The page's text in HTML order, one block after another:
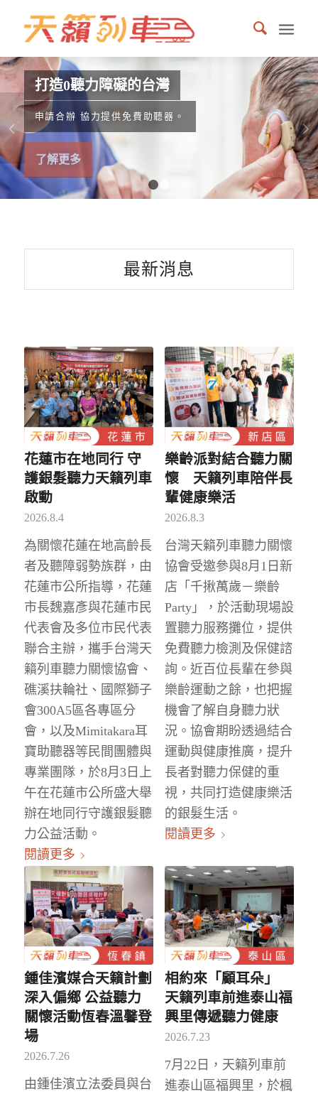
打造0聽力障礙的台灣
申請合辦 協力提供免費助聽器。
了解更多
下一頁
2
最新消息
花蓮市在地同行 守
護銀髮聽力天籟列車
啟動
2026.8.4
為關懷花蓮在地高齡長
者及聽障弱勢族群，由
花蓮市公所指導，花蓮
市長魏嘉彥與花蓮市民
代表會及多位市民代表
聯合主辦，攜手台灣天
籟列車聽力關懷協會、
礁溪扶輪社、國際獅子
會300A5區各專區分
會，以及Mimitakara耳
寶助聽器等民間團體與
專業團隊，於8月3日上
午在花蓮市公所盛大舉
辦在地同行守護銀髮聽
力公益活動。
閱讀更多
樂齡派對結合聽力關
懷 天籟列車陪伴長
輩健康樂活
2026.8.3
台灣天籟列車聽力關懷
協會受邀參與8月1日新
店「千揪萬歲－樂齡
Party」，於活動現場設
置聽力服務攤位，提供
免費聽力檢測及保健諮
詢。近百位長輩在參與
樂齡運動之餘，也把握
機會了解自身聽力狀
況。協會期盼透過結合
運動與健康推廣，提升
長者對聽力保健的重
視，共同打造健康樂活
的銀髮生活。
閱讀更多
鍾佳濱媒合天籟計劃
深入偏鄉 公益聽力
關懷活動恆春溫馨登
場
2026.7.26
由鍾佳濱立法委員與台
相約來「顧耳朵」
天籟列車前進泰山福
興里傳遞聽力健康
2026.7.23
7月22日，天籟列車前
進泰山區福興里，於楓